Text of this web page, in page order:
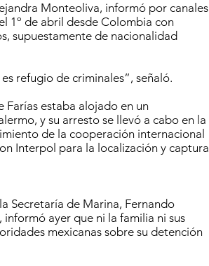
Monteoliva, informó por canales
1º de abril desde Colombia con
supuestamente de nacionalidad
refugio de criminales”, señaló.
estaba alojado en un
y su arresto se llevó a cabo en la
de la cooperación internacional
Interpol para la localización y captura
Secretaría de Marina, Fernando
ayer que ni la familia ni sus
mexicanas sobre su detención